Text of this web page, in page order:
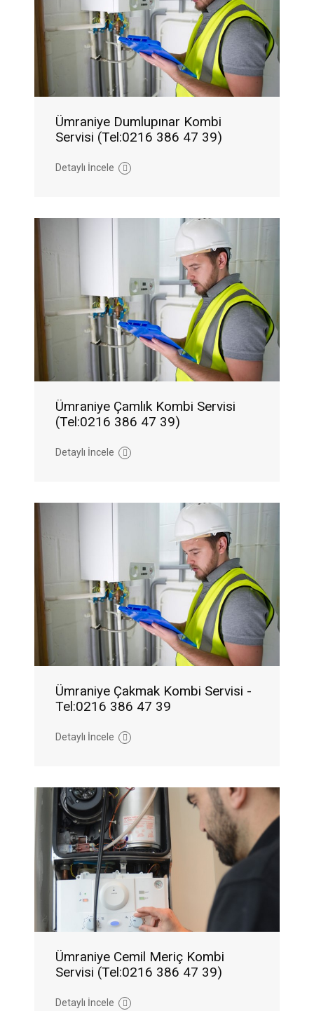
Ümraniye Dumlupınar Kombi
Servisi (Tel:0216 386 47 39)
Detaylı İncele
Ümraniye Çamlık Kombi Servisi
(Tel:0216 386 47 39)
Detaylı İncele
Ümraniye Çakmak Kombi Servisi -
Tel:0216 386 47 39
Detaylı İncele
Ümraniye Cemil Meriç Kombi
Servisi (Tel:0216 386 47 39)
Detaylı İncele